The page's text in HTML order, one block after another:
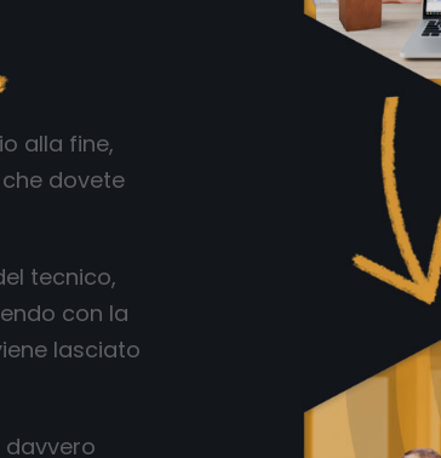
alla fine,
dovete
tecnico,
con la
lasciato